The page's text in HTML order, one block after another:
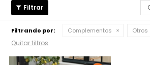
Filtrando por: Complementos Otros
Quitar filtros